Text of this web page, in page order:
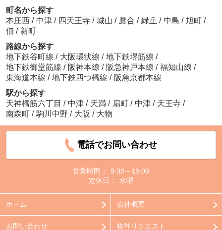
町名から探す
本庄西 / 中津 / 四天王寺 / 城山 / 鷹合 / 緑丘 / 中島 / 旭町 /
佃 / 新町
路線から探す
地下鉄谷町線 / 大阪環状線 / 地下鉄堺筋線 /
地下鉄御堂筋線 / 阪神本線 / 阪急神戸本線 / 福知山線 /
東海道本線 / 地下鉄四つ橋線 / 阪急京都本線
駅から探す
天神橋筋六丁目 / 中津 / 天満 / 扇町 / 中津 / 天王寺 /
南森町 / 駒川中野 / 大阪 / 大物
電話でお問い合わせ
営業時間：
9:30～18:00
定休日：
水曜
ホーム 会社概要
お問い合わせ 物件リクエスト